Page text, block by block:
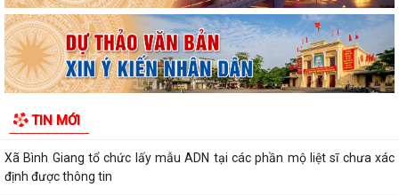
TIN MỚI
chương Thanh niên xung phong vẻ...
Nghị quyết Quy định mức thu phí, lệ phí thuộc thẩm quyền của Hội
đồng nhân dân thành phố đối với...
kiện cung cấp DVCTT trên Cổng Dịch vụ...
Xã Bình Giang tổ chức lấy mẫu ADN tại các phần mộ liệt sĩ chưa xác
định được thông tin